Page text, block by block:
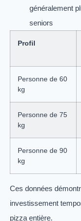
généralement
seniors
Profil
Personne de 60
kg
Personne de 75
kg
Personne de 90
kg
Ces données
investissement
pizza entière.